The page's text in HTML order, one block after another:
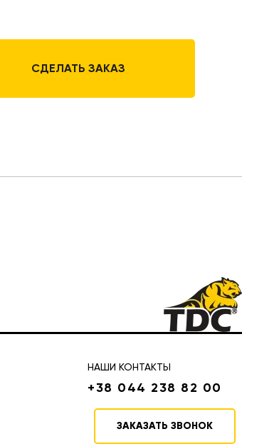
СДЕЛАТЬ ЗАКАЗ
НАШИ КОНТАКТЫ
+38 044 238 82 00
ЗАКАЗАТЬ ЗВОНОК